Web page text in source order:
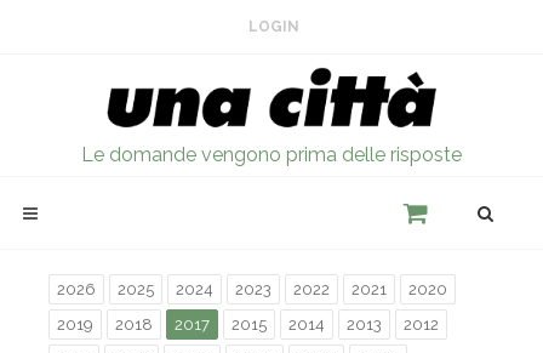
LOGIN
Le domande vengono prima delle risposte
2026 2025 2024 2023 2022 2021
2020
2019
2018 2017 2015 2014 2013
2012